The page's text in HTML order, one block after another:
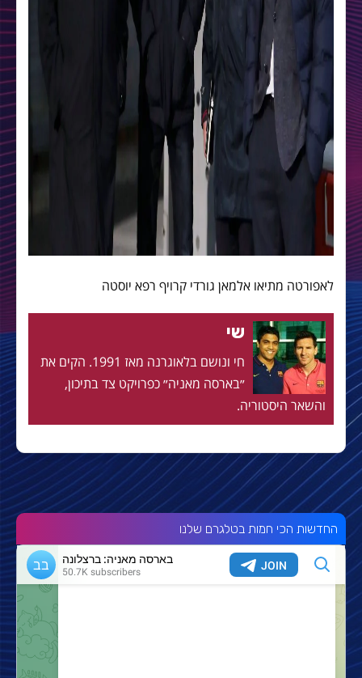
לאפורטה מתיאו אלמאן גורדי קרויף רפא יוסטה
שי
חי ונושם בלאוגרנה מאז 1991. הקים את
״בארסה מאניה״ כפרויקט צד בתיכון,
והשאר היסטוריה.
החדשות הכי חמות בטלגרם שלנו